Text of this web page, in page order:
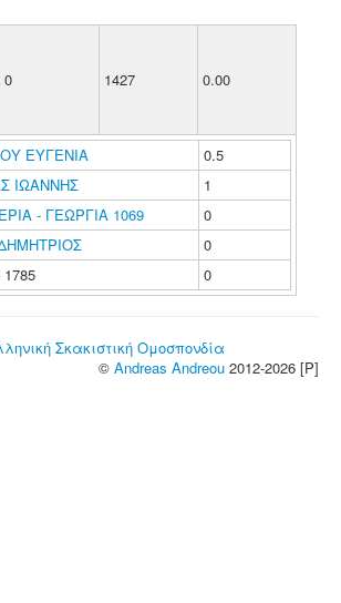
0 1427 0.00
ΕΥΓΕΝΙΑ
0.5
ΙΩΑΝΝΗΣ
1
- ΓΕΩΡΓΙΑ 1069
0
0
0
Σκακιστική Ομοσπονδία
© Andreas Andreou 2012-2026 [P]